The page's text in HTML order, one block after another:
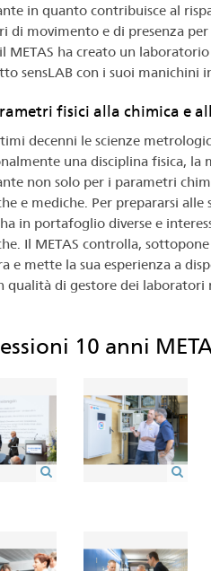
in quanto contribuisce al
di movimento e di presenza
METAS ha creato un
sensLAB con i suoi manichini
fisici alla chimica e
decenni le scienze
una disciplina fisica, la
non solo per i parametri
e mediche. Per prepararsi
ha in portafoglio diverse e
Il METAS controlla,
e mette la sua esperienza a
qualità di gestore dei
10 anni